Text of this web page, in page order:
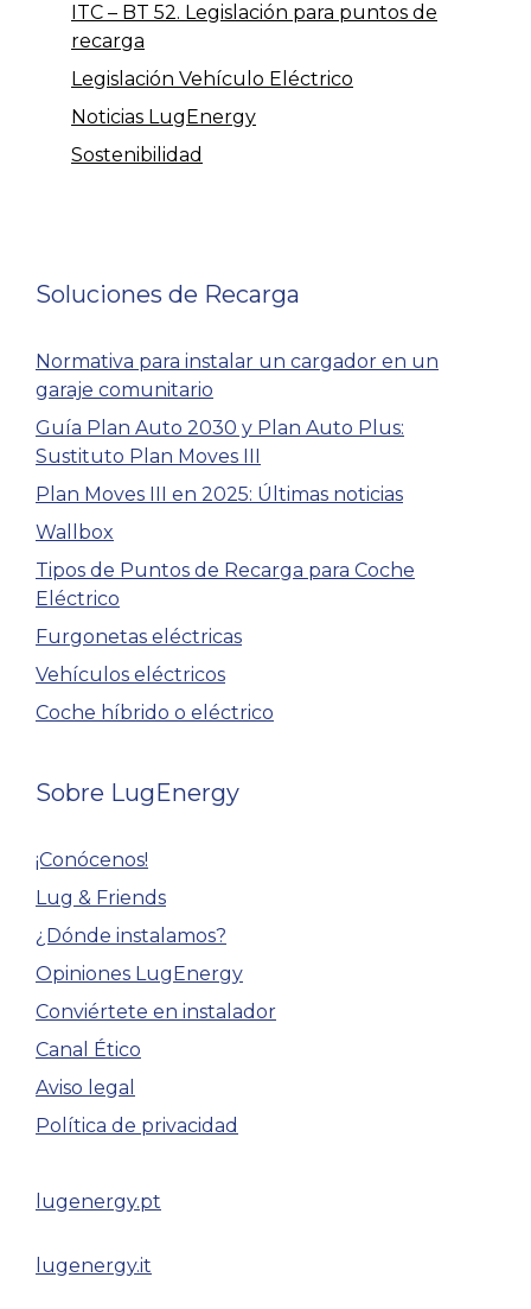
ITC – BT 52. Legislación para puntos de
recarga
Legislación Vehículo Eléctrico
Noticias LugEnergy
Sostenibilidad
Soluciones de Recarga
Normativa para instalar un cargador en un
garaje comunitario
Guía Plan Auto 2030 y Plan Auto Plus:
Sustituto Plan Moves III
Plan Moves III en 2025: Últimas noticias
Wallbox
Tipos de Puntos de Recarga para Coche
Eléctrico
Furgonetas eléctricas
Vehículos eléctricos
Coche híbrido o eléctrico
Sobre LugEnergy
¡Conócenos!
Lug & Friends
¿Dónde instalamos?
Opiniones LugEnergy
Conviértete en instalador
Canal Ético
Aviso legal
Política de privacidad
lugenergy.pt
lugenergy.it